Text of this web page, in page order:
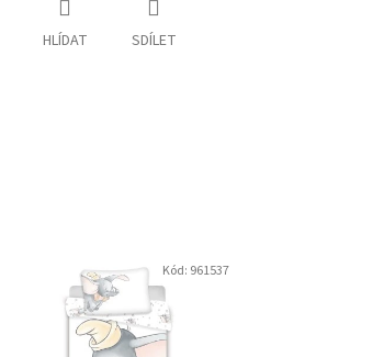
HLÍDAT SDÍLET
Kód: 961537